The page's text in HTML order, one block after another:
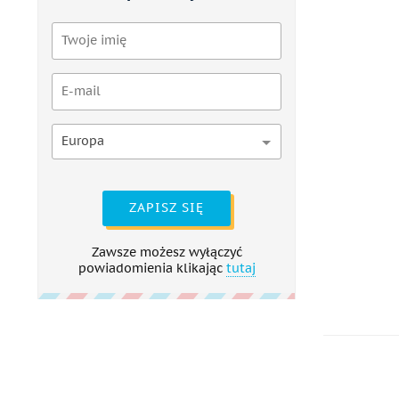
Europa
ZAPISZ SIĘ
Zawsze możesz wyłączyć
powiadomienia klikając tutaj